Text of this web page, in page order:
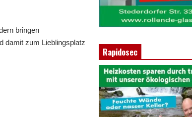
bringen
damit zum Lieblingsplatz
Rapidosec